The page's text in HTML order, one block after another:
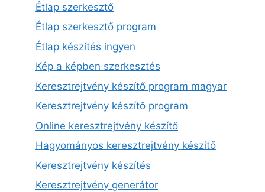
Étlap szerkesztő
Étlap szerkesztő program
Étlap készítés ingyen
Kép a képben szerkesztés
Keresztrejtvény készítő program magyar
Keresztrejtvény készítő program
Online keresztrejtvény készítő
Hagyományos keresztrejtvény készítő
Keresztrejtvény készítés
Keresztrejtvény generátor